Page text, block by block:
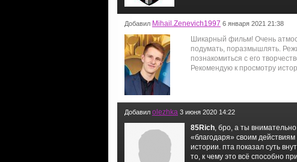
Добавил Mihail.Zenevich1997 6 января 2021 21:38
Шикарный фильм! Очень
подумать, поразмышлять.
познакомиться с его
Рекомендую к просмотру
Добавил olezhka 3 июня 2020 14:22
85Rich, бро, а ты
«благодаря» своим
истории. пта показал суть
то, к чему это всё способно